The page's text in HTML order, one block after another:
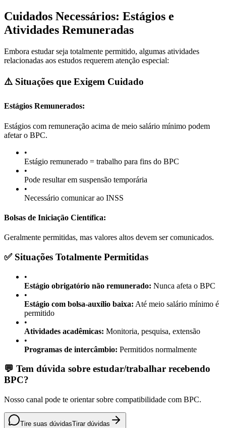
Cuidados Necessários: Estágios e
Atividades Remuneradas
Embora estudar seja totalmente permitido, algumas atividades
relacionadas aos estudos requerem atenção especial:
⚠️ Situações que Exigem Cuidado
Estágios Remunerados:
Estágios com remuneração acima de meio salário mínimo podem
afetar o BPC.
•
Estágio remunerado = trabalho para fins do BPC
•
Pode resultar em suspensão temporária
•
Necessário comunicar ao INSS
Bolsas de Iniciação Científica:
Geralmente permitidas, mas valores altos devem ser comunicados.
✅ Situações Totalmente Permitidas
•
Estágio obrigatório não remunerado: Nunca afeta o BPC
•
Estágio com bolsa-auxílio baixa: Até meio salário mínimo é
permitido
•
Atividades acadêmicas: Monitoria, pesquisa, extensão
•
Programas de intercâmbio: Permitidos normalmente
💬 Tem dúvida sobre estudar/trabalhar recebendo
BPC?
Nosso canal pode te orientar sobre compatibilidade com BPC.
Tire suas dúvidasTirar dúvidas